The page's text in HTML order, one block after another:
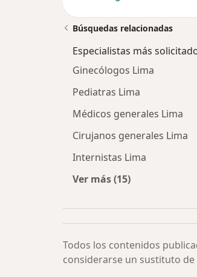
Búsquedas relacionadas
Especialistas más
Ginecólogos Lima
Pediatras Lima
Médicos generales Lima
Cirujanos generales Lima
Internistas Lima
Ver más (15)
Todos los contenidos
considerarse un sustituto